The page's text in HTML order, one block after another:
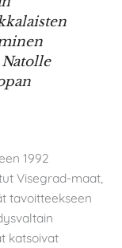
1992
Visegrad-maat,
tavoitteekseen
katsoivat